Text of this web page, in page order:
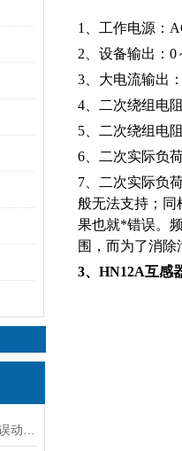
1、工作电源：
2、设备输出：0
3、大电流输出
4、二次绕组电
5、二次绕组电
6、二次实际负
7、二次实际负
般无法支持；同
果也就*错误。
围，而为了消
3、HN12A互感